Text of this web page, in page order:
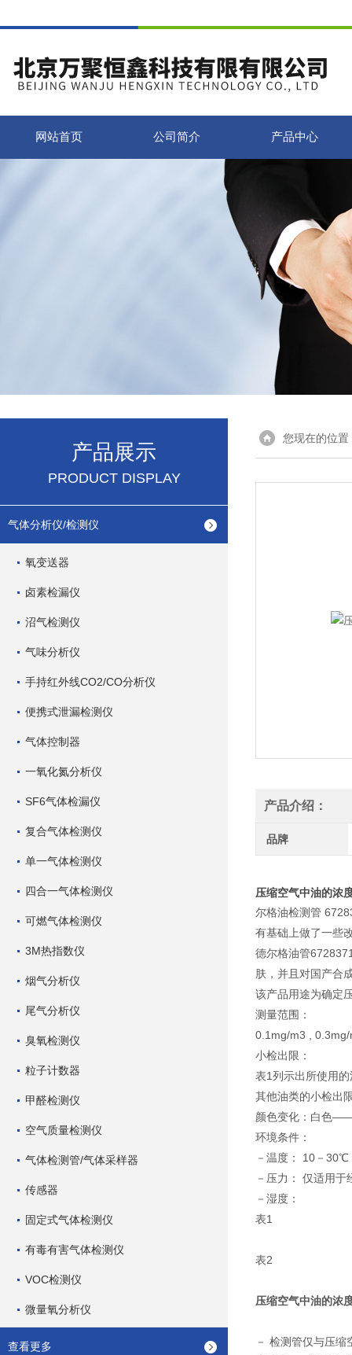
网站首页 公司简介 产品中心
产品展示
PRODUCT DISPLAY
气体分析仪/检测仪
氧变送器
卤素检漏仪
沼气检测仪
气味分析仪
手持红外线CO2/CO分析仪
便携式泄漏检测仪
气体控制器
一氧化氮分析仪
SF6气体检漏仪
复合气体检测仪
单一气体检测仪
四合一气体检测仪
可燃气体检测仪
3M热指数仪
烟气分析仪
尾气分析仪
臭氧检测仪
粒子计数器
甲醛检测仪
空气质量检测仪
气体检测管/气体采样器
传感器
固定式气体检测仪
有毒有害气体检测仪
VOC检测仪
微量氧分析仪
查看更多
您现在的位置
产品介绍：
品牌
压缩空气中油的浓
尔格油检测管
有基础上做了一些
德尔格油管
肤，并且对国产合
该产品用途为确定
测量范围：
0.1mg/m3 ,
小检出限：
表1列示出所使用
其他油类的小检出
颜色变化：白色
环境条件：
－温度： 10－30℃
－压力： 仅适用
－湿度：
表1
表2
压缩空气中油的浓
－ 检测管仅与压